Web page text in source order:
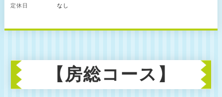
定休日 なし
【房総コース】